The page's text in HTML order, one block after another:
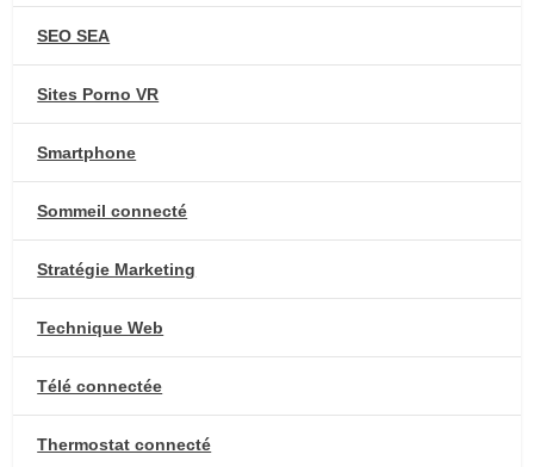
SEO SEA
Sites Porno VR
Smartphone
Sommeil connecté
Stratégie Marketing
Technique Web
Télé connectée
Thermostat connecté